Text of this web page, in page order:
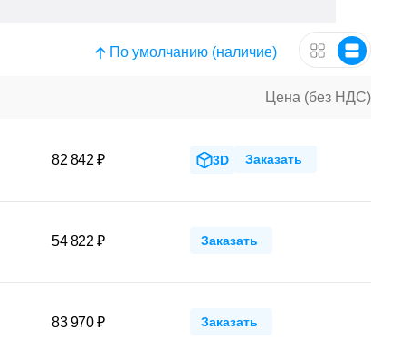
По умолчанию (наличие)
Цена (без НДС)
82 842 ₽ 3D Заказать
54 822 ₽ Заказать
83 970 ₽ Заказать